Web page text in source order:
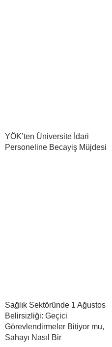
YÖK’ten Üniversite İdari
Personeline Becayiş Müjdesi
Sağlık Sektöründe 1 Ağustos
Belirsizliği: Geçici
Görevlendirmeler Bitiyor mu,
Sahayı Nasıl Bir